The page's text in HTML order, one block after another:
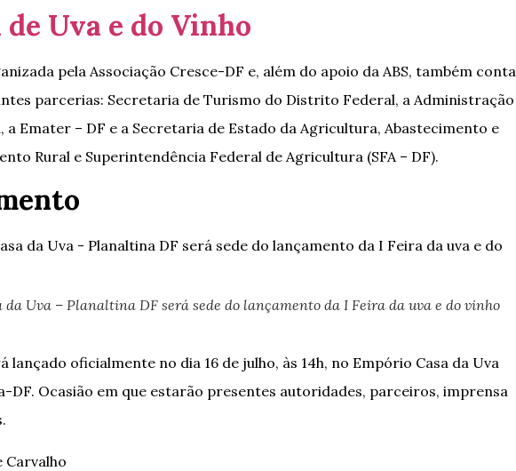
Uva e do Vinho
pela Associação Cresce-DF e, além do apoio da ABS, também conta
parcerias: Secretaria de Turismo do Distrito Federal, a Administração
a Emater – DF e a Secretaria de Estado da Agricultura, Abastecimento e
Rural e Superintendência Federal de Agricultura (SFA – DF).
da Uva – Planaltina DF será sede do lançamento da I Feira da uva e do vinho
lançado oficialmente no dia 16 de julho, às 14h, no Empório Casa da Uva
DF. Ocasião em que estarão presentes autoridades, parceiros, imprensa
Carvalho